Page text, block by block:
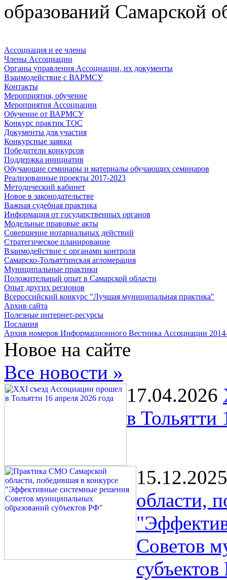
образований Самарской
Ассоциация и ее члены
Члены Ассоциации
Органы управления Ассоциации, их документы
Взаимодействие c ВАРМСУ
Контакты
Мероприятия, обучение
Мероприятия Ассоциации
Обучение от ВАРМСУ
Конкурс практик ТОС
Документы для участия
Конкурсные заявки
Победители конкурсов
Поддержка инициатив
Обучающие семинары и материалы обучающих семинаров
Реализованные проекты 2017-2023
Методический кабинет
Новое в законодательстве
Важная судебная практика
Информация от государственных органов
Модельные правовые акты
Совершение нотариальных действий
Стратегическое планирование
Взаимодействие с органами контроля
Самарско-Тольяттинская агломерация
Муниципальные практики
Положительный опыт в Самарской области
Опыт других регионов
Всероссийский конкурс "Лучшая муниципальная практика"
Архив сайта
Полезные интернет-ресурсы
Послания
Архив номеров Информационного Вестника Ассоциации
Новое на сайте
Все новости »
17.04.2026
в Тольятти
15.12.2025
области,
Советов